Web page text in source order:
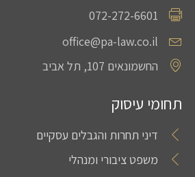
072-272-6601
office@pa-law.co.il
החשמונאים 107, תל אביב
תחומי עיסוק
דיני תחרות והגבלים עסקיים
משפט ציבורי ומנהלי